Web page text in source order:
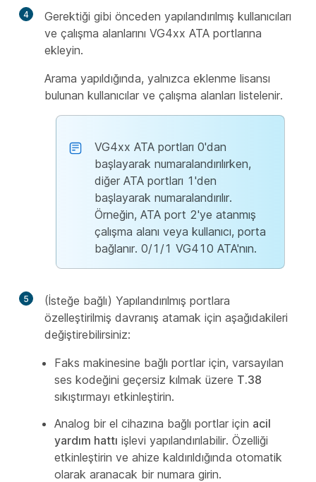
4
Gerektiği gibi önceden yapılandırılmış kullanıcıları
ve çalışma alanlarını VG4xx ATA portlarına
ekleyin.
Arama yapıldığında, yalnızca eklenme lisansı
bulunan kullanıcılar ve çalışma alanları listelenir.
VG4xx ATA portları 0'dan
başlayarak numaralandırılırken,
diğer ATA portları 1'den
başlayarak numaralandırılır.
Örneğin, ATA port 2'ye atanmış
çalışma alanı veya kullanıcı, porta
bağlanır. 0/1/1 VG410 ATA'nın.
5
(İsteğe bağlı) Yapılandırılmış portlara
özelleştirilmiş davranış atamak için aşağıdakileri
değiştirebilirsiniz:
Faks makinesine bağlı portlar için, varsayılan
ses kodeğini geçersiz kılmak üzere T.38
sıkıştırmayı etkinleştirin.
Analog bir el cihazına bağlı portlar için acil
yardım hattı işlevi yapılandırılabilir. Özelliği
etkinleştirin ve ahize kaldırıldığında otomatik
olarak aranacak bir numara girin.